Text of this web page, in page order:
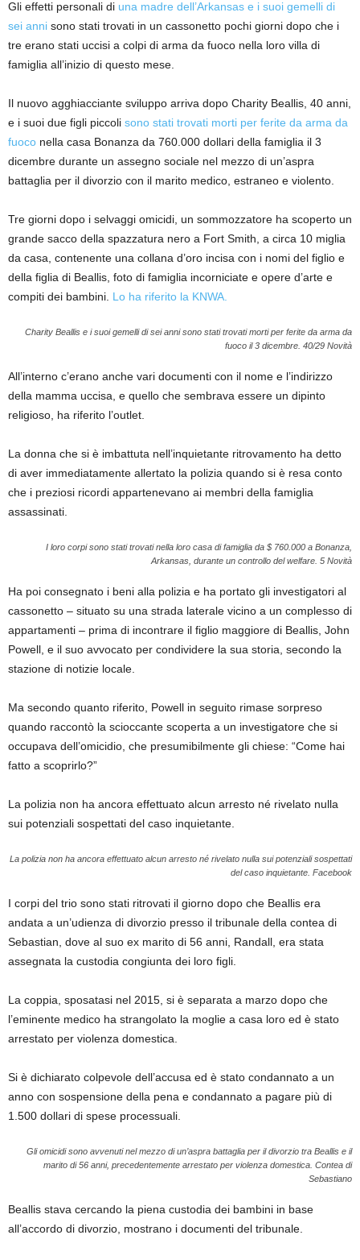
Gli effetti personali di una madre dell’Arkansas e i suoi gemelli di
sei anni sono stati trovati in un cassonetto pochi giorni dopo che i
tre erano stati uccisi a colpi di arma da fuoco nella loro villa di
famiglia all’inizio di questo mese.
Il nuovo agghiacciante sviluppo arriva dopo Charity Beallis, 40 anni,
e i suoi due figli piccoli sono stati trovati morti per ferite da arma da
fuoco nella casa Bonanza da 760.000 dollari della famiglia il 3
dicembre durante un assegno sociale nel mezzo di un’aspra
battaglia per il divorzio con il marito medico, estraneo e violento.
Tre giorni dopo i selvaggi omicidi, un sommozzatore ha scoperto un
grande sacco della spazzatura nero a Fort Smith, a circa 10 miglia
da casa, contenente una collana d’oro incisa con i nomi del figlio e
della figlia di Beallis, foto di famiglia incorniciate e opere d’arte e
compiti dei bambini. Lo ha riferito la KNWA.
Charity Beallis e i suoi gemelli di sei anni sono stati trovati morti per ferite da arma da
fuoco il 3 dicembre. 40/29 Novità
All’interno c’erano anche vari documenti con il nome e l’indirizzo
della mamma uccisa, e quello che sembrava essere un dipinto
religioso, ha riferito l’outlet.
La donna che si è imbattuta nell’inquietante ritrovamento ha detto
di aver immediatamente allertato la polizia quando si è resa conto
che i preziosi ricordi appartenevano ai membri della famiglia
assassinati.
I loro corpi sono stati trovati nella loro casa di famiglia da $ 760.000 a Bonanza,
Arkansas, durante un controllo del welfare. 5 Novità
Ha poi consegnato i beni alla polizia e ha portato gli investigatori al
cassonetto – situato su una strada laterale vicino a un complesso di
appartamenti – prima di incontrare il figlio maggiore di Beallis, John
Powell, e il suo avvocato per condividere la sua storia, secondo la
stazione di notizie locale.
Ma secondo quanto riferito, Powell in seguito rimase sorpreso
quando raccontò la scioccante scoperta a un investigatore che si
occupava dell’omicidio, che presumibilmente gli chiese: “Come hai
fatto a scoprirlo?”
La polizia non ha ancora effettuato alcun arresto né rivelato nulla
sui potenziali sospettati del caso inquietante.
La polizia non ha ancora effettuato alcun arresto né rivelato nulla sui potenziali sospettati
del caso inquietante. Facebook
I corpi del trio sono stati ritrovati il ​​giorno dopo che Beallis era
andata a un’udienza di divorzio presso il tribunale della contea di
Sebastian, dove al suo ex marito di 56 anni, Randall, era stata
assegnata la custodia congiunta dei loro figli.
La coppia, sposatasi nel 2015, si è separata a marzo dopo che
l’eminente medico ha strangolato la moglie a casa loro ed è stato
arrestato per violenza domestica.
Si è dichiarato colpevole dell’accusa ed è stato condannato a un
anno con sospensione della pena e condannato a pagare più di
1.500 dollari di spese processuali.
Gli omicidi sono avvenuti nel mezzo di un’aspra battaglia per il divorzio tra Beallis e il
marito di 56 anni, precedentemente arrestato per violenza domestica. Contea di
Sebastiano
Beallis stava cercando la piena custodia dei bambini in base
all’accordo di divorzio, mostrano i documenti del tribunale.